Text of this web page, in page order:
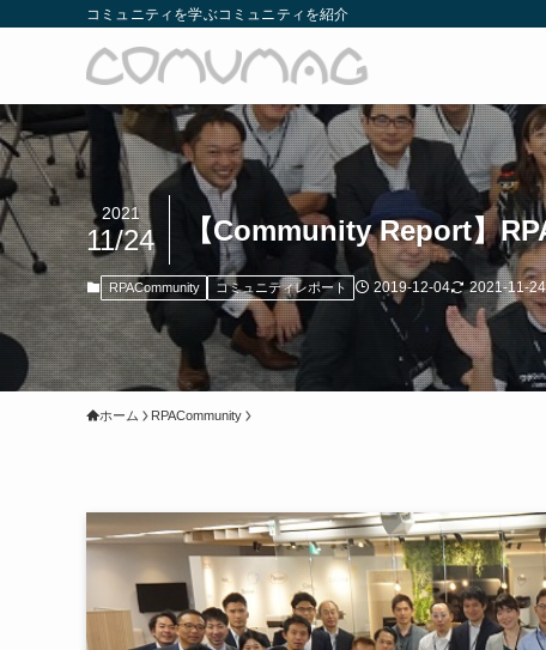
コミュニティを学ぶコミュニティを紹介
【Community Report】
2021
11/24
RPACommunity コミュニティレポート 2019-12-04 2021-11-24
ホーム RPACommunity